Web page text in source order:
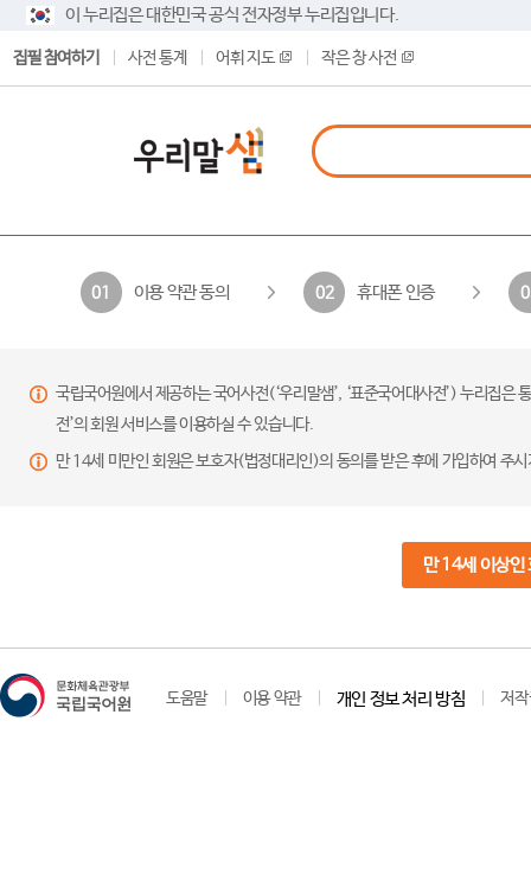
이 누리집은 대한민국 공식 전자정부 누리집입니다.
집필 참여하기 사전 통계 어휘 지도 작은 창 사전
01 이용 약관 동의 02 휴대폰 인증
국립국어원에서 제공하는 국어사전(‘우리말샘’, ‘표준국어대사전’) 누리집
전’의 회원 서비스를 이용하실 수 있습니다.
만 14세 미만인 회원은 보호자(법정대리인)의 동의를 받은 후에 가입하여 주
만 14세 이상인
도움말 이용 약관 개인 정보 처리 방침 저